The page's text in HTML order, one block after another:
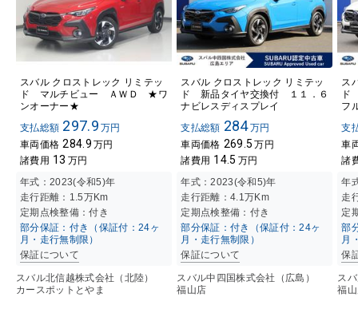
スバル クロストレック リミテッ
ド マルチビュー ＡＷＤ ★ワ
ンオーナー★
支払総額 297.9 万円
車両価格 284.9 万円
諸費用 13 万円
年式：2023(令和5)年
走行距離： 1.5万Km
定期点検整備：付き
部分保証：付き（保証付：24ヶ
月・走行無制限）
保証について
スバル北信越株式会社（北陸）
カースポットとやま
スバル クロストレック リミテッ
ド 新品タイヤ交換付 １１．６
ナビレスディスプレイ
支払総額 284万円
車両価格 269.5 万円
諸費用 14.5 万円
年式：2023(令和5)年
走行距離： 4.1万Km
定期点検整備：付き
部分保証：付き（保証付：24ヶ
月・走行無制限）
保証について
スバル中四国株式会社（広島）
福山店
ス
ド
フ
支
車
諸
年
走
定
部
月
保
ス
福